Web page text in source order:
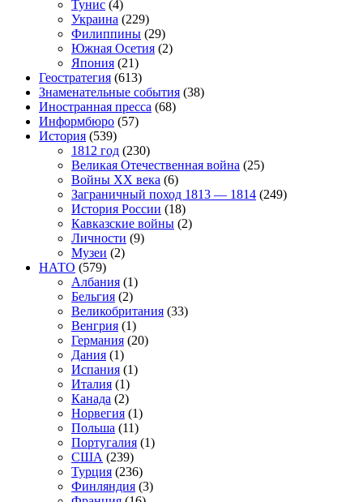
Тунис (4)
Украина (229)
Филиппины (29)
Южная Осетия (2)
Япония (21)
Геостратегия (613)
Знаменательные события (38)
Иностранная пресса (68)
Информбюро (57)
История (539)
1812 год (230)
Великая Отечественная война (25)
Войны XX века (6)
Заграничный поход 1813 — 1814 (249)
История России (18)
Кавказские войны (2)
Личности (9)
Музеи (2)
НАТО (579)
Албания (1)
Бельгия (2)
Великобритания (33)
Венгрия (1)
Германия (20)
Дания (1)
Испания (1)
Италия (1)
Канада (2)
Норвегия (1)
Польша (11)
Португалия (1)
США (239)
Турция (236)
Финляндия (3)